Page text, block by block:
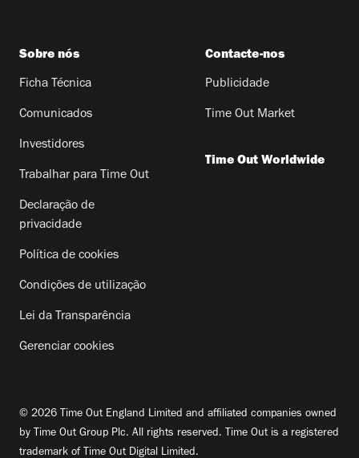
Sobre nós
Ficha Técnica
Comunicados
Investidores
Trabalhar para Time Out
Declaração de
privacidade
Política de cookies
Condições de utilização
Lei da Transparência
Gerenciar cookies
Contacte-nos
Publicidade
Time Out Market
Time Out Worldwide
© 2026 Time Out England Limited and affiliated companies owned
by Time Out Group Plc. All rights reserved. Time Out is a registered
trademark of Time Out Digital Limited.